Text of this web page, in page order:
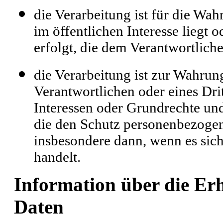
die Verarbeitung ist für die
im öffentlichen Interesse liegt
erfolgt, die dem
die Verarbeitung ist zur
Verantwortlichen oder eines
Interessen oder Grundrechte
die den Schutz
insbesondere dann, wenn es
handelt.
Information über die
Daten